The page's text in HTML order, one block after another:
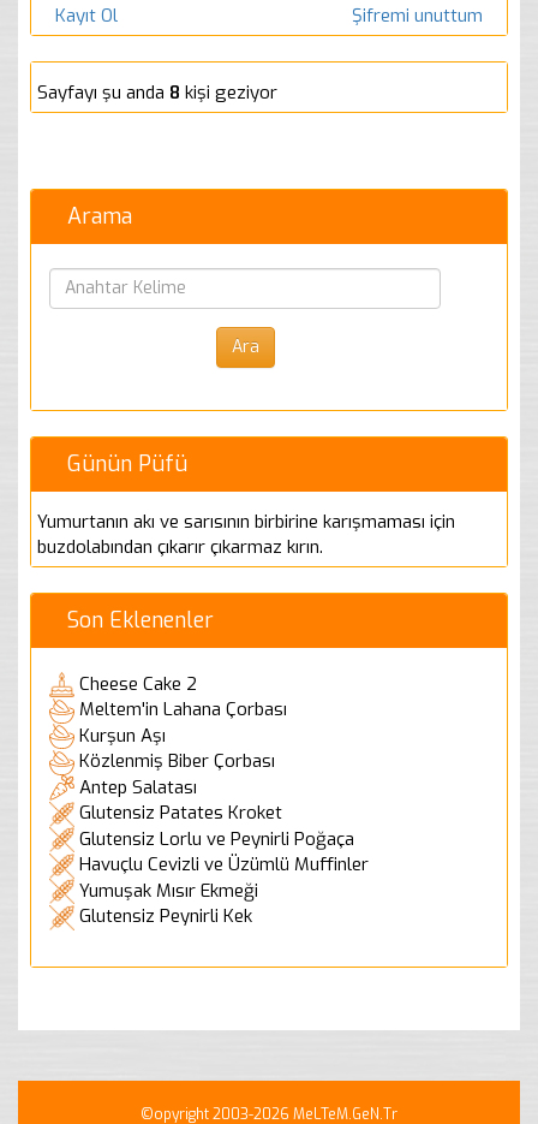
Kayıt Ol Şifremi unuttum
Sayfayı şu anda 8 kişi geziyor
Arama
Günün Püfü
Yumurtanın akı ve sarısının birbirine karışmaması için
buzdolabından çıkarır çıkarmaz kırın.
Son Eklenenler
Cheese Cake 2
Meltem'in Lahana Çorbası
Kurşun Aşı
Közlenmiş Biber Çorbası
Antep Salatası
Glutensiz Patates Kroket
Glutensiz Lorlu ve Peynirli Poğaça
Havuçlu Cevizli ve Üzümlü Muffinler
Yumuşak Mısır Ekmeği
Glutensiz Peynirli Kek
©opyright 2003-2026 MeLTeM.GeN.Tr